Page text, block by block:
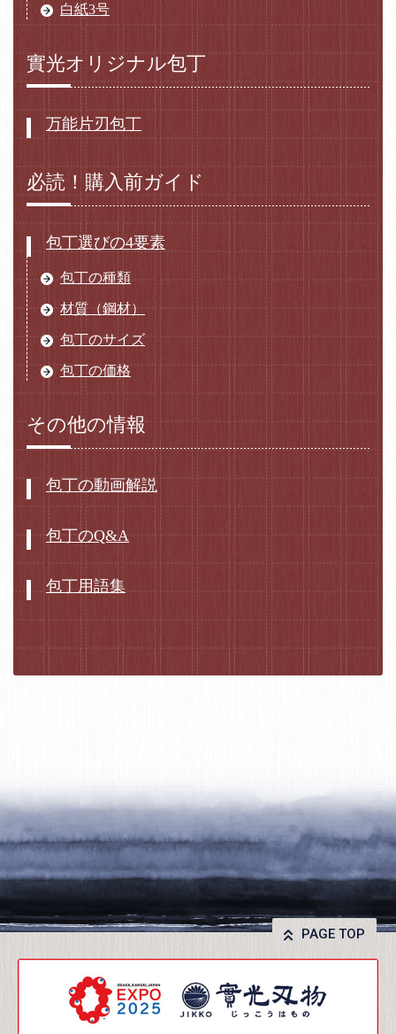
白紙3号
實光オリジナル包丁
万能片刃包丁
必読！購入前ガイド
包丁選びの4要素
包丁の種類
材質（鋼材）
包丁のサイズ
包丁の価格
その他の情報
包丁の動画解説
包丁のQ&A
包丁用語集
PAGE TOP